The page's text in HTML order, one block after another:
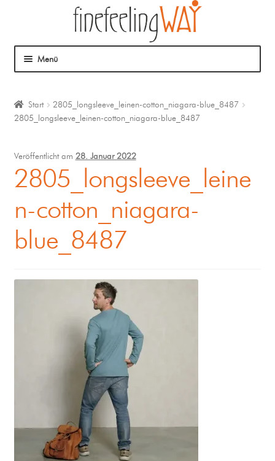
Menü
Mein Angebot
Coaching
Klangmassage
Start
2805_longsleeve_leinen-cotton_niagara-blue_8487
2805_longsleeve_leinen-cotton_niagara-blue_8487
Veröffentlicht am 28. Januar 2022
2805_longsleeve_leine
n-cotton_niagara-
blue_8487